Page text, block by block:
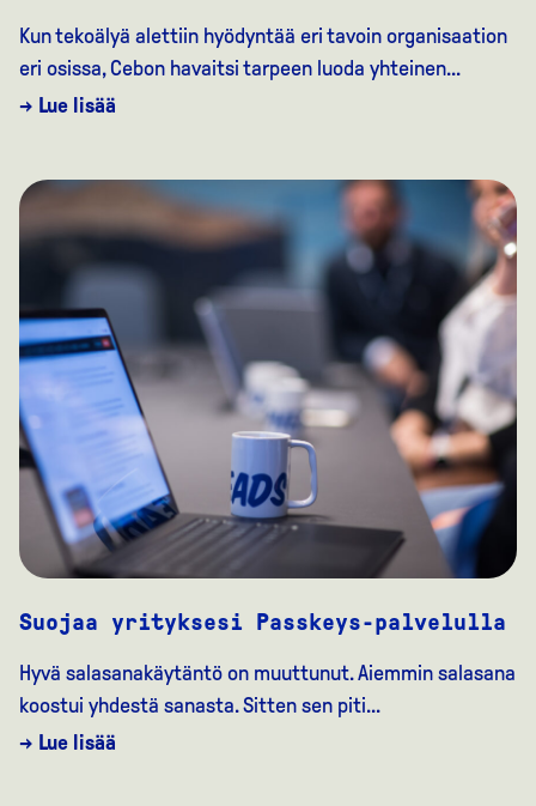
Kun tekoälyä alettiin hyödyntää eri tavoin organisaation
eri osissa, Cebon havaitsi tarpeen luoda yhteinen...
→ Lue lisää
Suojaa yrityksesi Passkeys-palvelulla
Hyvä salasanakäytäntö on muuttunut. Aiemmin salasana
koostui yhdestä sanasta. Sitten sen piti...
→ Lue lisää